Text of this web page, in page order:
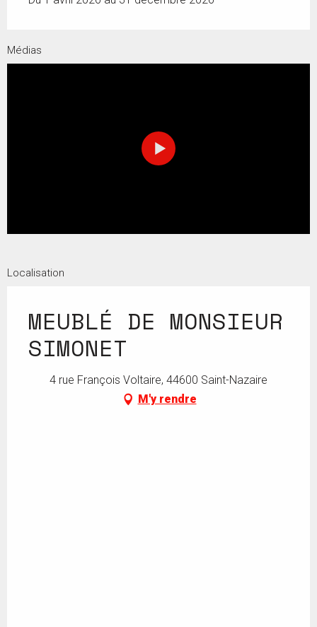
Médias
Localisation
MEUBLÉ DE MONSIEUR
SIMONET
4 rue François Voltaire, 44600 Saint-Nazaire
M'y rendre